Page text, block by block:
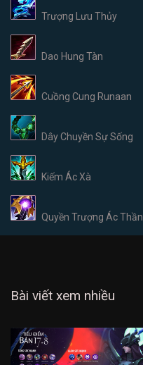
Trượng Lưu Thủy
Dao Hung Tàn
Cuồng Cung Runaan
Dây Chuyền Sự Sống
Kiếm Ác Xà
Quyền Trượng Ác Thần
Bài viết xem nhiều